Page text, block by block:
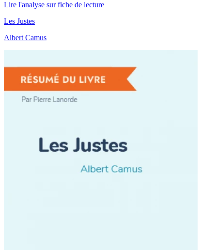
Lire l'analyse sur fiche de lecture
Les Justes
Albert Camus